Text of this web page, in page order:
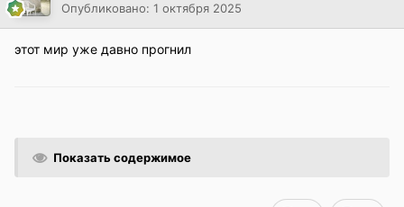
Опубликовано: 1 октября 2025
этот мир уже давно прогнил
Показать содержимое